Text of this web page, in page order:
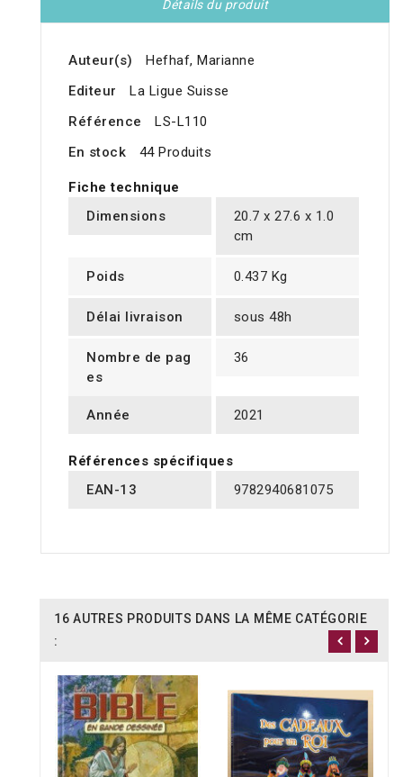
Détails du produit
Auteur(s)
Hefhaf, Marianne
Editeur
La Ligue Suisse
Référence
LS-L110
En stock
44 Produits
Fiche technique
Dimensions
20.7 x 27.6 x 1.0
cm
Poids 0.437 Kg
Délai livraison sous 48h
Nombre de pag
es
36
Année 2021
Références spécifiques
EAN-13
9782940681075
16 AUTRES PRODUITS DANS LA MÊME CATÉGORIE
: